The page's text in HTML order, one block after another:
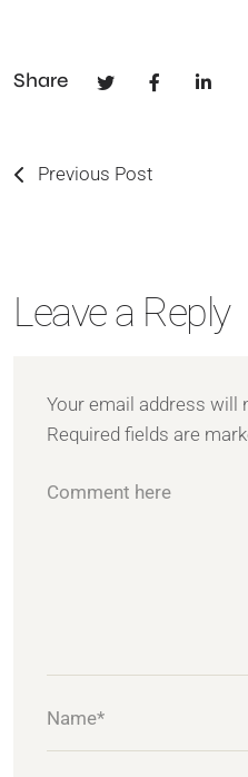
Share
Previous Post
Leave a Reply
Your email address will
Required fields are